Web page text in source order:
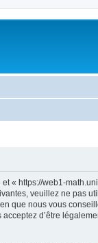
« https://web1-
veuillez ne pas
que nous vous
d’être